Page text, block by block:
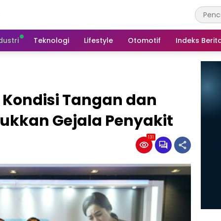
Teknologi Lifestyle Otomotif Indeks
Tangan dan
Gejala Penyakit
131